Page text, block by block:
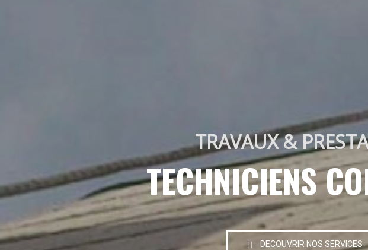
TRAVAUX &
TECHNICIENS
DECOUVRIR NOS SERVICES